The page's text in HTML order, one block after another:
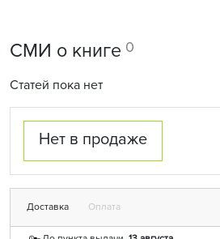
СМИ о книге 0
Статей пока нет
Нет в продаже
Доставка Оплата